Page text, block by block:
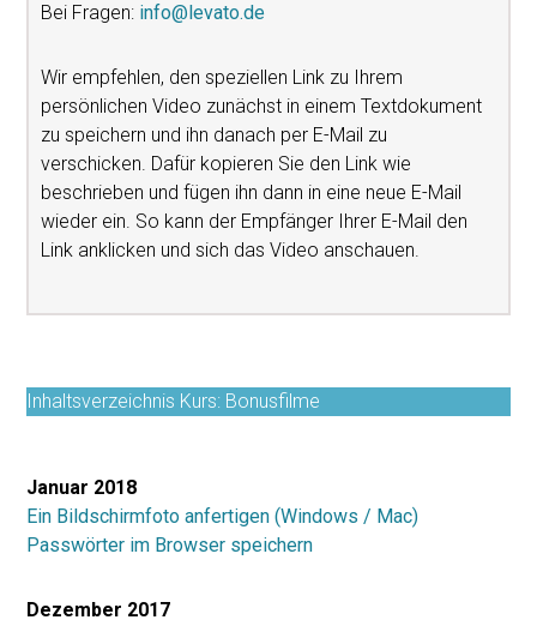
Bei Fragen: info@levato.de
Wir empfehlen, den speziellen Link zu Ihrem
persönlichen Video zunächst in einem Textdokument
zu speichern und ihn danach per E-Mail zu
verschicken. Dafür kopieren Sie den Link wie
beschrieben und fügen ihn dann in eine neue E-Mail
wieder ein. So kann der Empfänger Ihrer E-Mail den
Link anklicken und sich das Video anschauen.
Inhaltsverzeichnis Kurs: Bonusfilme
Januar 2018
Ein Bildschirmfoto anfertigen (Windows / Mac)
Passwörter im Browser speichern
Dezember 2017